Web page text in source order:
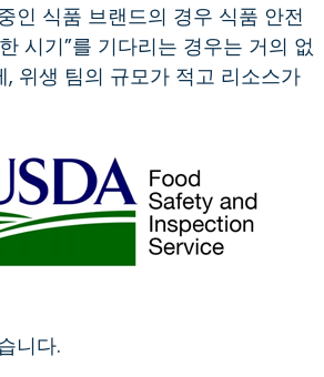
인 식품 브랜드의 경우 식품 안전
시기”를 기다리는 경우는 거의 없
, 위생 팀의 규모가 적고 리소스가
니다.